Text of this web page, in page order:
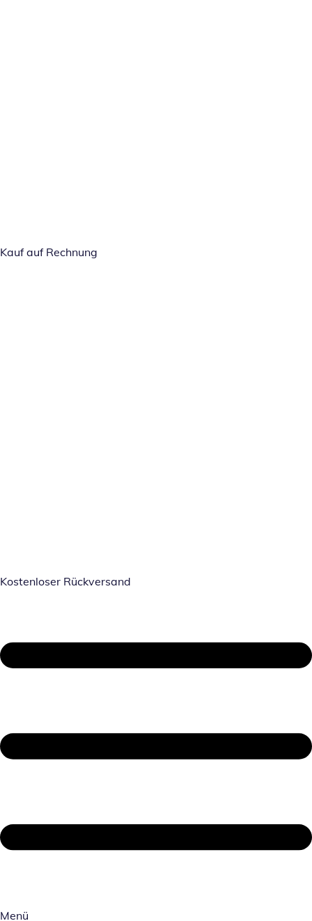
Kauf auf Rechnung
Kostenloser Rückversand
Menü